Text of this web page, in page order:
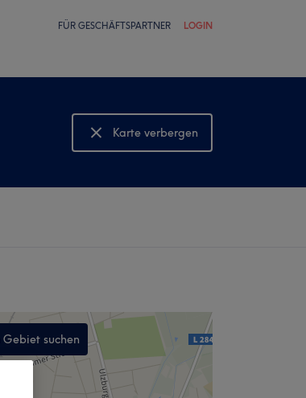
FÜR GESCHÄFTSPARTNER LOGIN
Karte verbergen
Karte anzeigen
Gebiet suchen
,